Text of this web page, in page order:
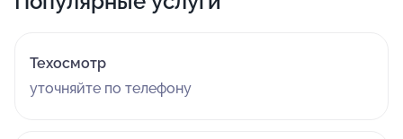
Техосмотр
уточняйте по телефону